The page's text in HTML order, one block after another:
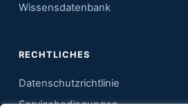
Wissensdatenbank
RECHTLICHES
Datenschutzrichtlinie
Servicebedingungen